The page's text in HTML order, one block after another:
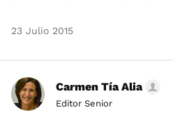
23 Julio 2015
Carmen Tía Alia
Editor Senior